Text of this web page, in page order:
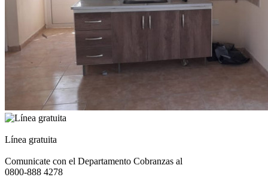
Línea gratuita
Comunicate con el Departamento Cobranzas al
0800-888 4278